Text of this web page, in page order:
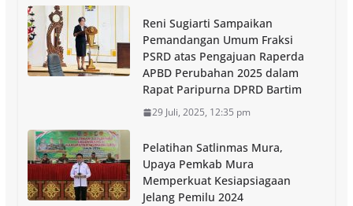
Reni Sugiarti Sampaikan
Pemandangan Umum Fraksi
PSRD atas Pengajuan Raperda
APBD Perubahan 2025 dalam
Rapat Paripurna DPRD Bartim
29 Juli, 2025, 12:35 pm
Pelatihan Satlinmas Mura,
Upaya Pemkab Mura
Memperkuat Kesiapsiagaan
Jelang Pemilu 2024